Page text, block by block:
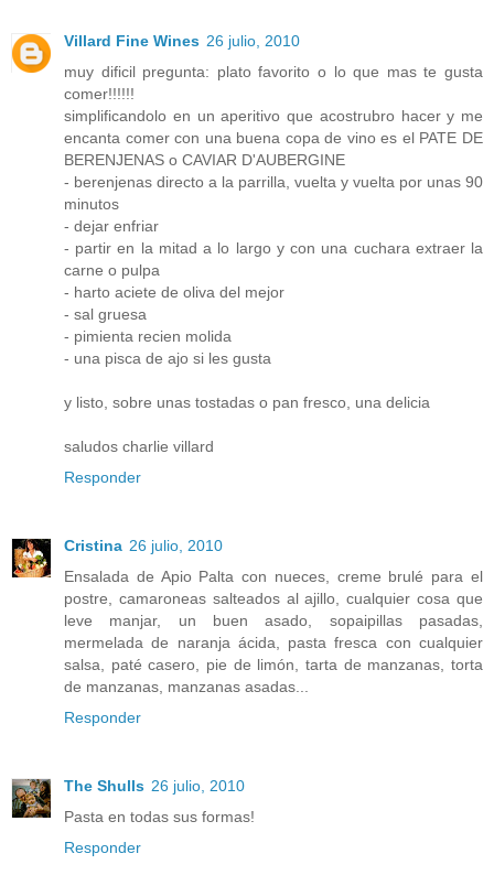
Villard Fine Wines 26 julio, 2010
muy dificil pregunta: plato favorito o lo que mas te gusta
comer!!!!!!
simplificandolo en un aperitivo que acostrubro hacer y me
encanta comer con una buena copa de vino es el PATE DE
BERENJENAS o CAVIAR D'AUBERGINE
- berenjenas directo a la parrilla, vuelta y vuelta por unas 90
minutos
- dejar enfriar
- partir en la mitad a lo largo y con una cuchara extraer la
carne o pulpa
- harto aciete de oliva del mejor
- sal gruesa
- pimienta recien molida
- una pisca de ajo si les gusta
y listo, sobre unas tostadas o pan fresco, una delicia
saludos charlie villard
Responder
Cristina 26 julio, 2010
Ensalada de Apio Palta con nueces, creme brulé para el
postre, camaroneas salteados al ajillo, cualquier cosa que
leve manjar, un buen asado, sopaipillas pasadas,
mermelada de naranja ácida, pasta fresca con cualquier
salsa, paté casero, pie de limón, tarta de manzanas, torta
de manzanas, manzanas asadas...
Responder
The Shulls 26 julio, 2010
Pasta en todas sus formas!
Responder